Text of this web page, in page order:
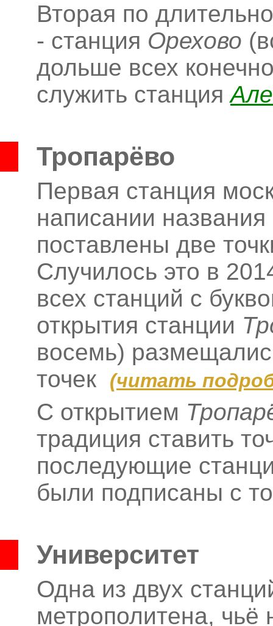
Вторая по
- станция Орехово
дольше всех
служить станция
Тропарёво
Первая станция
написании
поставлены две
Случилось это в
всех станций с
открытия станции
восемь)
точек
(читать
С открытием
традиция ставить
последующие
были подписаны с
Университет
Одна из двух
метрополитена, чьё